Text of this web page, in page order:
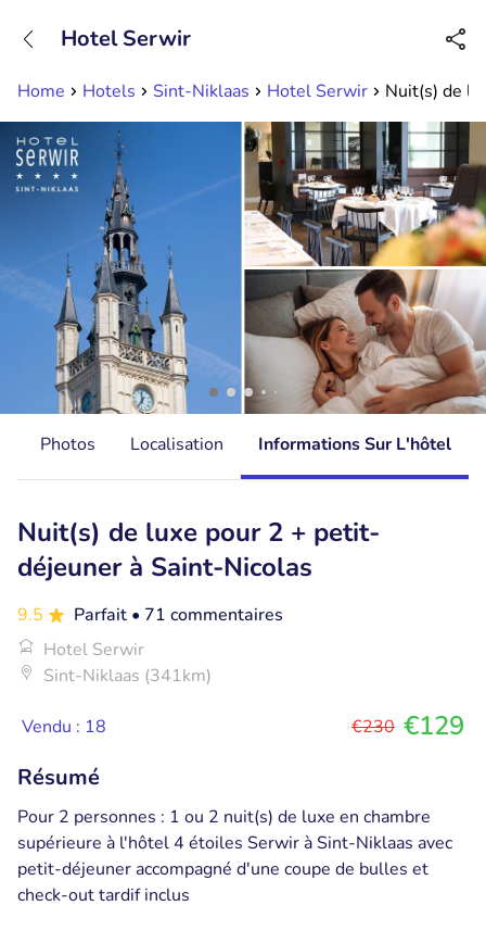
Disponible jusqu'à 23:00 heures
Home Hotels Sint-Niklaas Hotel Serwir Nuit(s) de
Hotel Serwir
Photos Localisation Informations Sur L'hôtel
Nuit(s) de luxe pour 2 + petit-
déjeuner à Saint-Nicolas
9.5 Parfait • 71 commentaires
Hotel Serwir
Sint-Niklaas (341km)
Vendu : 18 €230 €129
Résumé
Pour 2 personnes : 1 ou 2 nuit(s) de luxe en chambre
supérieure à l'hôtel 4 étoiles Serwir à Sint-Niklaas avec
petit-déjeuner accompagné d'une coupe de bulles et
check-out tardif inclus